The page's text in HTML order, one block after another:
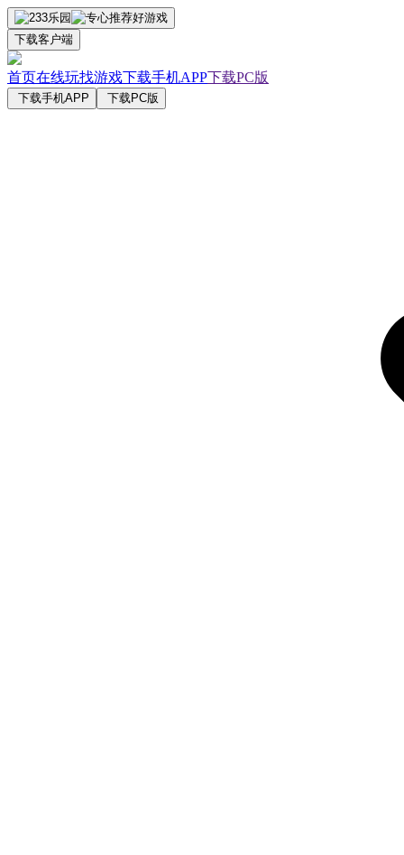
下载客户端
首页在线玩找游戏下载手机APP下载PC版
下载手机APP 下载PC版